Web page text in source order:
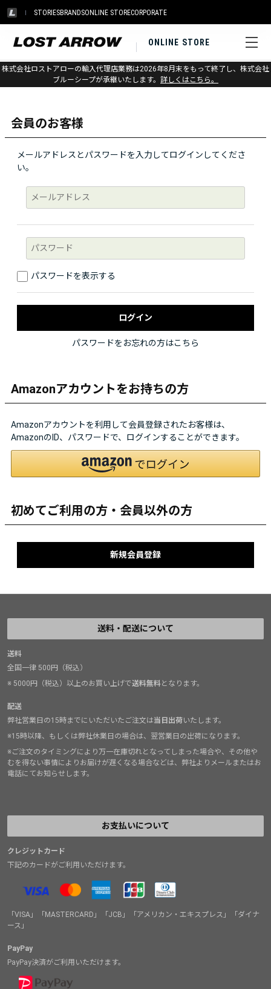
STORIESBRANDSONLINE STORECORPORATE
ONLINE STORE
株式会社ロストアローの輸入代理店業務は2026年8月末をもって終了し、株式会社
ブルーシープが承継いたします。 詳しくはこちら。
ログイン
会員のお客様
メールアドレスとパスワードを入力してログインしてくださ
い。
パスワードを表示する
パスワードをお忘れの方はこちら
Amazonアカウントをお持ちの方
Amazonアカウントを利用して会員登録されたお客様は、
AmazonのID、パスワードで、ログインすることができます。
初めてご利用の方・会員以外の方
送料・配送について
送料
全国一律 500円（税込）
※ 5000円（税込）以上のお買い上げで送料無料となります。
配送
弊社営業日の15時までにいただいたご注文は当日出荷いたします。
※15時以降、もしくは弊社休業日の場合は、翌営業日の出荷になります。
※ご注文のタイミングにより万一在庫切れとなってしまった場合や、その他や
むを得ない事情によりお届けが遅くなる場合などは、弊社よりメールまたはお
電話にてお知らせします。
お支払いについて
クレジットカード
下記のカードがご利用いただけます。
「VISA」「MASTERCARD」「JCB」「アメリカン・エキスプレス」「ダイナ
ース」
PayPay
PayPay決済がご利用いただけます。